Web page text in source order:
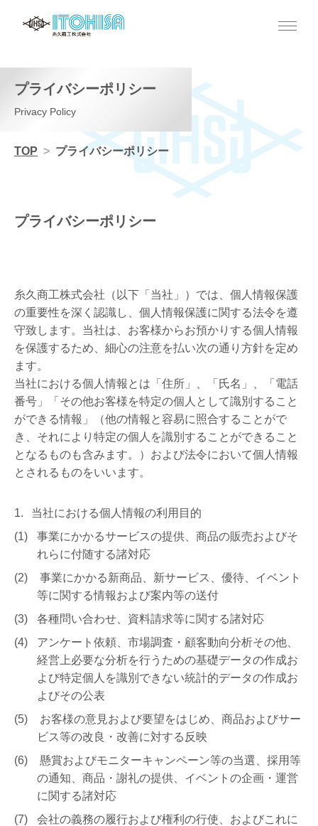
プライバシーポリシー
Privacy Policy
TOP プライバシーポリシー
プライバシーポリシー
糸久商工株式会社（以下「当社」）では、個人情報保護
の重要性を深く認識し、個人情報保護に関する法令を遵
守致します。当社は、お客様からお預かりする個人情報
を保護するため、細心の注意を払い次の通り方針を定め
ます。
当社における個人情報とは「住所」、「氏名」、「電話
番号」「その他お客様を特定の個人として識別すること
ができる情報」（他の情報と容易に照合することがで
き、それにより特定の個人を識別することができること
となるものも含みます。）および法令において個人情報
とされるものをいいます。
当社における個人情報の利用目的
事業にかかるサービスの提供、商品の販売およびそ
れらに付随する諸対応
事業にかかる新商品、新サービス、優待、イベント
等に関する情報および案内等の送付
各種問い合わせ、資料請求等に関する諸対応
アンケート依頼、市場調査・顧客動向分析その他、
経営上必要な分析を行うための基礎データの作成お
よび特定個人を識別できない統計的データの作成お
よびその公表
お客様の意見および要望をはじめ、商品およびサー
ビス等の改良・改善に対する反映
懸賞およびモニターキャンペーン等の当選、採用等
の通知、商品・謝礼の提供、イベントの企画・運営
に関する諸対応
会社の義務の履行および権利の行使、およびこれに